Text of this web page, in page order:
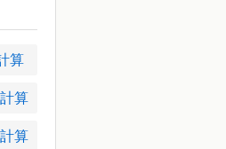
算
算
算